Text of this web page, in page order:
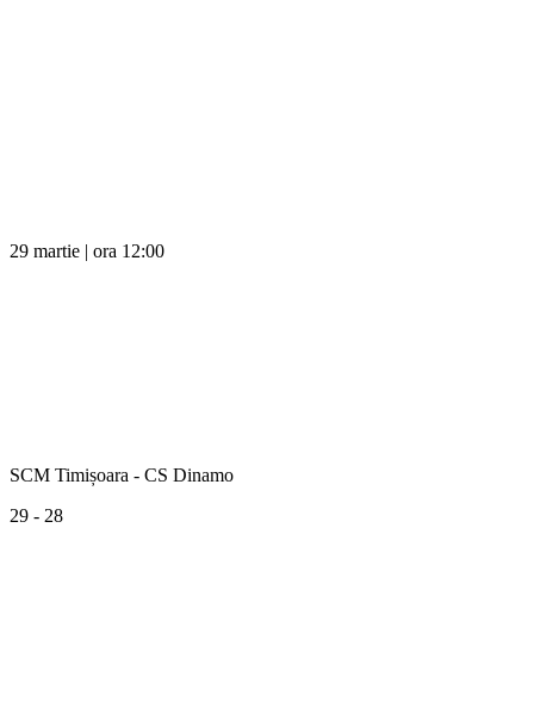
29 martie | ora 12:00
SCM Timișoara - CS Dinamo
29 - 28